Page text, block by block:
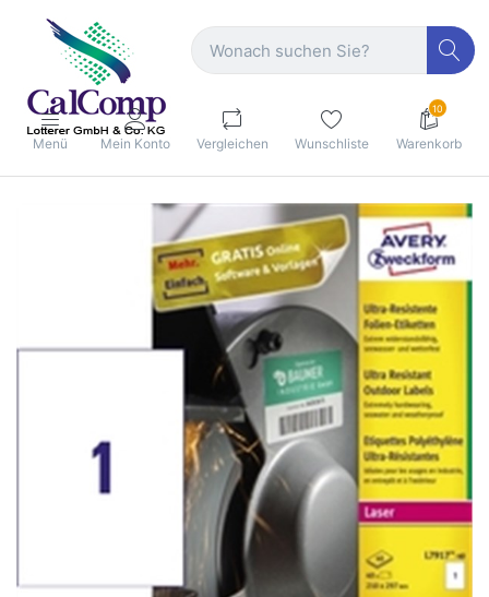
Menü Mein Konto Vergleichen Wunschliste
10
Warenkorb